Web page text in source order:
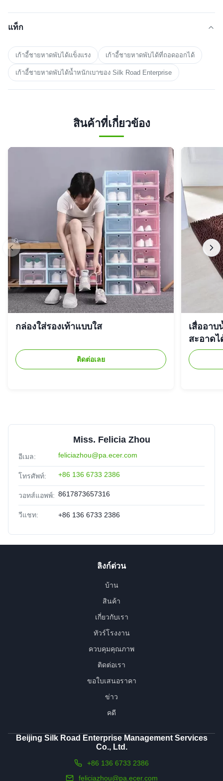
แท็ก
เก้าอี้ชายหาดพับได้แข็งแรง เก้าอี้ชายหาดพับได้ที่ถอดออกได้
เก้าอี้ชายหาดพับได้น้ำหนักเบาของ Silk Road Enterprise
สินค้าที่เกี่ยวข้อง
กล่องใส่รองเท้าแบบใส
ติดต่อเลย
เสื่ออา
สะอาด
Miss. Felicia Zhou
อีเมล: feliciazhou@pa.ecer.com
โทรศัพท์: +86 136 6733 2386
วอทส์แอพพ์: 8617873657316
วีแชท: +86 136 6733 2386
ลิงก์ด่วน
บ้าน
สินค้า
เกี่ยวกับเรา
ทัวร์โรงงาน
ควบคุมคุณภาพ
ติดต่อเรา
ขอใบเสนอราคา
ข่าว
คดี
Beijing Silk Road Enterprise Management Services
Co., Ltd.
+86 136 6733 2386
feliciazhou@pa.ecer.com